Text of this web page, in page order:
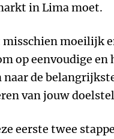
in Lima moet.
moeilijk
op eenvoudige en
naar de
van jouw
eerste twee